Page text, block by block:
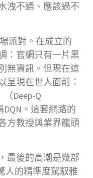
洩不通、應該過不
派對。在成立的
：官網只有一片黑
無資訊。但現在這
呈現在世人面前：
Deep-Q
。這套網路的
方教授與業界龍頭
最後的高潮是幾部
人的精準度駕馭雅